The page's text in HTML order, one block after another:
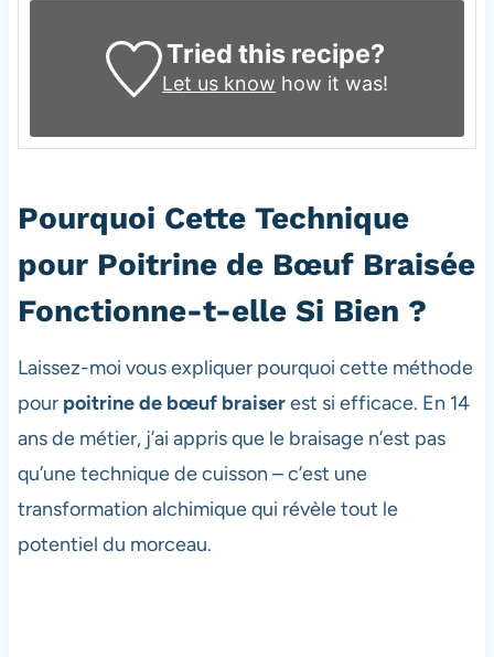
Tried this recipe?
Let us know how it was!
Pourquoi Cette Technique
pour Poitrine de Bœuf Braisée
Fonctionne-t-elle Si Bien ?
Laissez-moi vous expliquer pourquoi cette méthode
pour poitrine de bœuf braiserest si efficace. En 14
ans de métier, j’ai appris que le braisage n’est pas
qu’une technique de cuisson – c’est une
transformation alchimique qui révèle tout le
potentiel du morceau.